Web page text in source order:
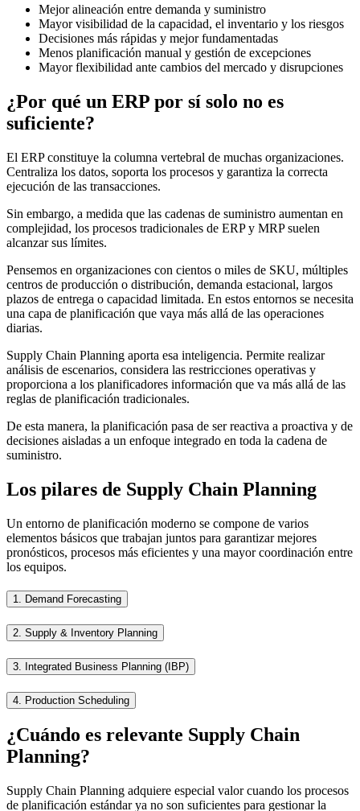
Mejor alineación entre demanda y suministro
Mayor visibilidad de la capacidad, el inventario y los riesgos
Decisiones más rápidas y mejor fundamentadas
Menos planificación manual y gestión de excepciones
Mayor flexibilidad ante cambios del mercado y disrupciones
¿Por qué un ERP por sí solo no es
suficiente?
El ERP constituye la columna vertebral de muchas organizaciones.
Centraliza los datos, soporta los procesos y garantiza la correcta
ejecución de las transacciones.
Sin embargo, a medida que las cadenas de suministro aumentan en
complejidad, los procesos tradicionales de ERP y MRP suelen
alcanzar sus límites.
Pensemos en organizaciones con cientos o miles de SKU, múltiples
centros de producción o distribución, demanda estacional, largos
plazos de entrega o capacidad limitada. En estos entornos se necesita
una capa de planificación que vaya más allá de las operaciones
diarias.
Supply Chain Planning aporta esa inteligencia. Permite realizar
análisis de escenarios, considera las restricciones operativas y
proporciona a los planificadores información que va más allá de las
reglas de planificación tradicionales.
De esta manera, la planificación pasa de ser reactiva a proactiva y de
decisiones aisladas a un enfoque integrado en toda la cadena de
suministro.
Los pilares de Supply Chain Planning
Un entorno de planificación moderno se compone de varios
elementos básicos que trabajan juntos para garantizar mejores
pronósticos, procesos más eficientes y una mayor coordinación entre
los equipos.
1. Demand Forecasting
2. Supply & Inventory Planning
3. Integrated Business Planning (IBP)
4. Production Scheduling
¿Cuándo es relevante Supply Chain
Planning?
Supply Chain Planning adquiere especial valor cuando los procesos
de planificación estándar ya no son suficientes para gestionar la